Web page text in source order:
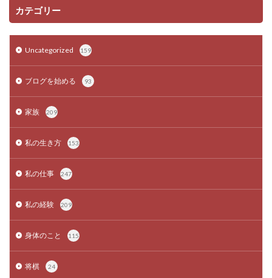
カテゴリー
Uncategorized 159
ブログを始める 93
家族 209
私の生き方 153
私の仕事 247
私の経験 209
身体のこと 115
将棋 24